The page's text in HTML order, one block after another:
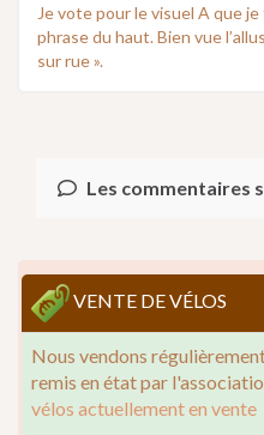
Je vote pour le visuel A que
phrase du haut. Bien vue
sur rue ».
Les commentaires
VENTE DE VÉLOS
Nous vendons
remis en état par
vélos actuellement en vente